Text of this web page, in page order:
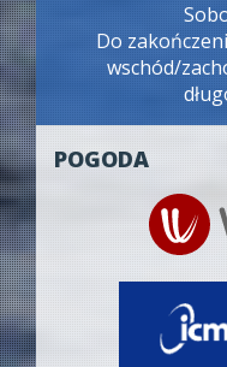
Do
wschód/
POGODA